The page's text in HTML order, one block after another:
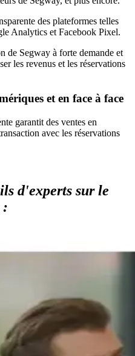
des plateformes telles
Analytics et Facebook Pixel.
de Segway à forte demande et
les revenus et les réservations
et en face à face
garantit des ventes en
avec les réservations
d'experts sur le
: